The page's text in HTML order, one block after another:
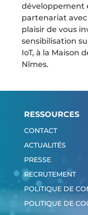
développement
partenariat avec
plaisir de vous
sensibilisation
IoT, à la Maison
Nîmes.
RESSOURCES
CONTACT
ACTUALITÉS
PRESSE
RECRUTEMENT
POLITIQUE DE
POLITIQUE DE